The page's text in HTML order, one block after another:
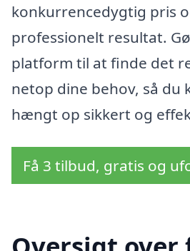
konkurrencedygtig pris
professionelt resultat.
platform til at finde det
netop dine behov, så du
hængt op sikkert og
Få 3 tilbud, gratis og